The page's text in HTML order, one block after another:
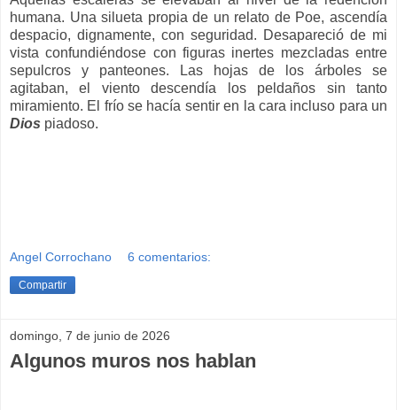
humana. Una silueta propia de un relato de Poe, ascendía
despacio, dignamente, con seguridad. Desapareció de mi
vista confundiéndose con figuras inertes mezcladas entre
sepulcros y panteones. Las hojas de los árboles se
agitaban, el viento descendía los peldaños sin tanto
miramiento. El frío se hacía sentir en la cara incluso para un
Dios piadoso.
Angel Corrochano 6 comentarios:
Compartir
domingo, 7 de junio de 2026
Algunos muros nos hablan